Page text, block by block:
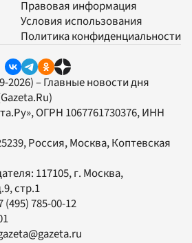
Правовая информация
Условия использования
Политика конфиденциальности
2026) – Главные новости дня
, ОГРН 1067761730376, ИНН
Россия, Москва, Коптевская
117105, г. Москва,
стр.1
(495) 785-00-12